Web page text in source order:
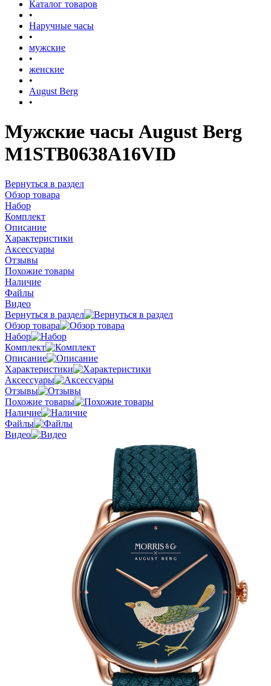
Каталог товаров
•
Наручные часы
•
мужские
•
женские
•
August Berg
•
Мужские часы August Berg
M1STB0638A16VID
Вернуться в раздел
Обзор товара
Набор
Комплект
Описание
Характеристики
Аксессуары
Отзывы
Похожие товары
Наличие
Файлы
Видео
Вернуться в раздел
Обзор товара
Набор
Комплект
Описание
Характеристики
Аксессуары
Отзывы
Похожие товары
Наличие
Файлы
Видео